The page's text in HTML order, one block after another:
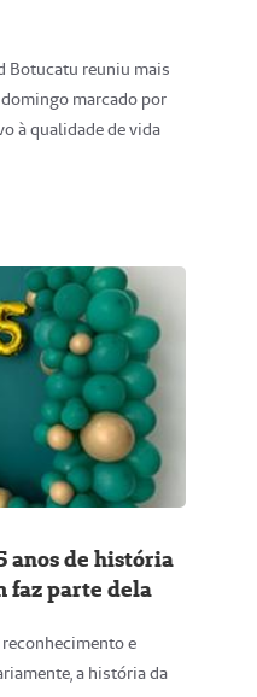
Botucatu reuniu mais
marcado por
à qualidade de vida
anos de história
faz parte dela
e
a história da